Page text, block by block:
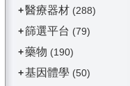
+醫療器材 (288)
+篩選平台 (79)
+藥物 (190)
+基因體學 (50)